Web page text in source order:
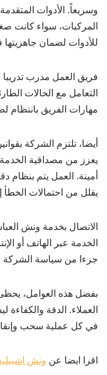
وسريعاً. الأدوات
المركبات، سواء كانت
للأدوات لضمان
فريق العمل مدرب تدريبا
التعامل مع الحالات
مهارات الفريق بانتظام
أيضا، تلتزم الشركة
يعزز من مصداقية الخدمة
أمينة. العمل يتم بنظام
يقلل من احتمالات الخطأ
الاتصال بخدمة ونش
الخدمة عبر الهاتف أو
جزءا من سياسة الشركة
بفضل هذه العوامل،
العملاء. الدقة
في كل عملية سحب
اقرا ايضا عن ونش